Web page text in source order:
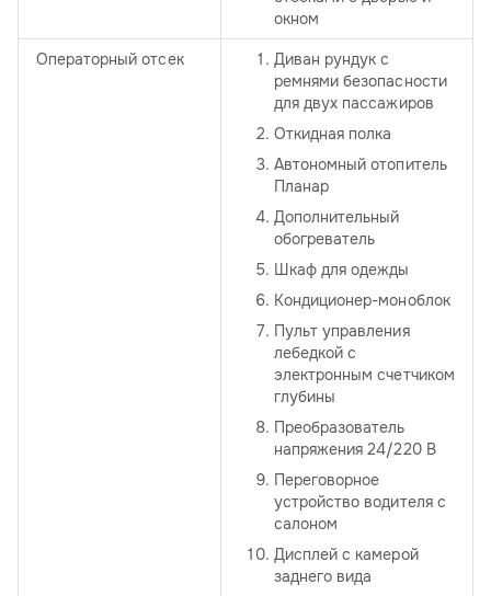
окном
Операторный отсек
Диван рундук с
ремнями безопасности
для двух пассажиров
Откидная полка
Автономный отопитель
Планар
Дополнительный
обогреватель
Шкаф для одежды
Кондиционер-моноблок
Пульт управления
лебедкой с
электронным счетчиком
глубины
Преобразователь
напряжения 24/220 В
Переговорное
устройство водителя с
салоном
Дисплей с камерой
заднего вида